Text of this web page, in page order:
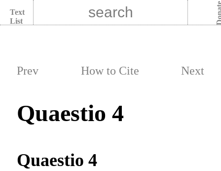
Text
List
Prev How to Cite Next
Quaestio 4
Quaestio 4